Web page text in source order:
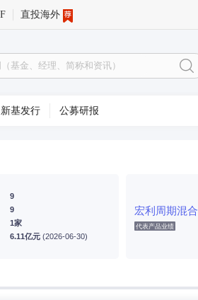
直投海外
新基发行 公募研报
9
9
1家
6.11亿元 (2026-06-30)
宏利周期混合
代表产品业绩